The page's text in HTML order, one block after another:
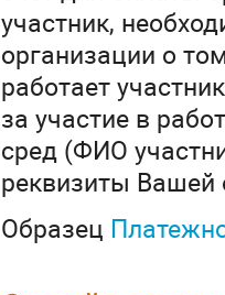
участник,
организации о
работает
за участие в
сред (ФИО
реквизиты Вашей
Образец